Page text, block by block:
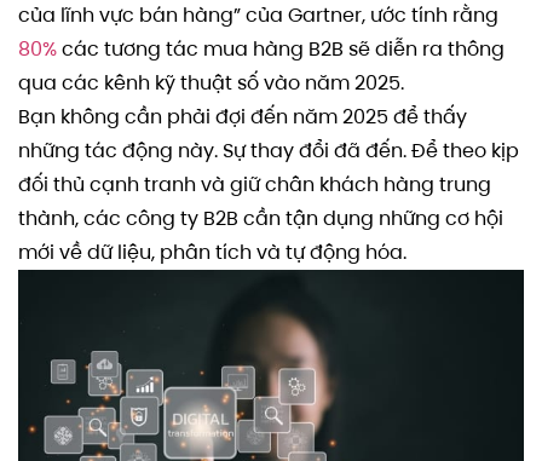
của lĩnh vực bán hàng” của Gartner, ước tính rằng
80%các tương tác mua hàng B2B sẽ diễn ra thông
qua các kênh kỹ thuật số vào năm 2025.
Bạn không cần phải đợi đến năm 2025 để thấy
những tác động này. Sự thay đổi đã đến. Để theo kịp
đối thủ cạnh tranh và giữ chân khách hàng trung
thành, các công ty B2B cần tận dụng những cơ hội
mới về dữ liệu, phân tích và tự động hóa.